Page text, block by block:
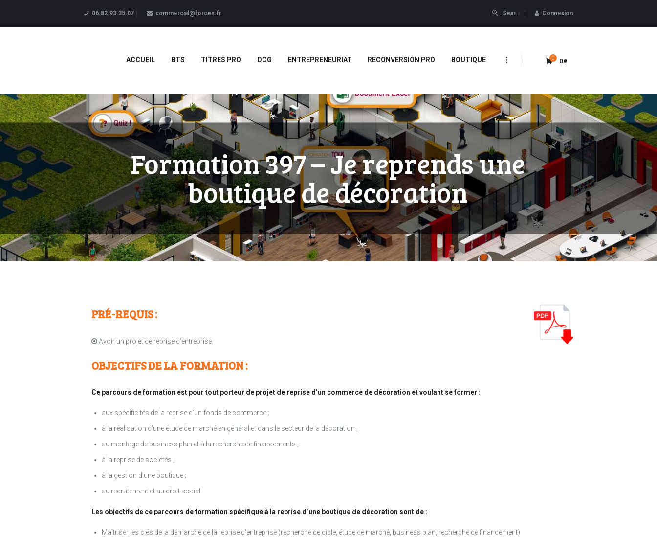
06.82.93.35.07 commercial@forces.fr Connexion
ACCUEIL BTS TITRES PRO DCG ENTREPRENEURIAT RECONVERSION PRO BOUTIQUE 0€
0
Formation 397 – Je reprends une
boutique de décoration
Forces LMS
BTS
DCG
RECONVERSION PRO
BOUTIQUE
MARQUE
BLANCHE/SCORM
PRÉ-REQUIS :
Avoir un projet de reprise d’entreprise.
OBJECTIFS DE LA FORMATION :
Ce parcours de formation est pour tout porteur de projet de reprise d’un commerce de décoration et voulant se former :
aux spécificités de la reprise d’un fonds de commerce ;
à la réalisation d’une étude de marché en général et dans le secteur de la décoration ;
au montage de business plan et à la recherche de financements ;
à la reprise de sociétés ;
à la gestion d’une boutique ;
au recrutement et au droit social.
Les objectifs de ce parcours de formation spécifique à la reprise d’une boutique de décoration sont de :
Maîtriser les clés de la démarche de la reprise d’entreprise (recherche de cible, étude de marché, business plan, recherche de financement)